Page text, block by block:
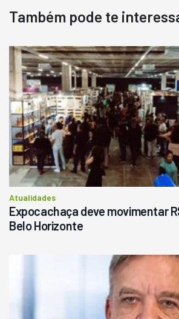
Também pode te
Atualidades
Expocachaça deve movimentar
Belo Horizonte